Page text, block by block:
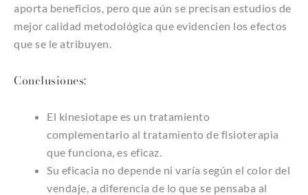
aporta beneficios, pero que aún se precisan estudios de
mejor calidad metodológica que evidencien los efectos
que se le atribuyen.
Conclusiones:
El kinesiotape es un tratamiento
complementario al tratamiento de fisioterapia
que funciona, es eficaz.
Su eficacia no depende ni varía según el color del
vendaje, a diferencia de lo que se pensaba al